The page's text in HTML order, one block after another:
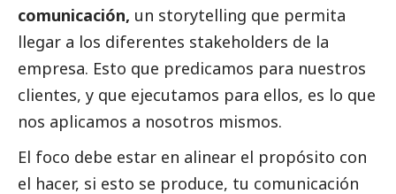
comunicación, un storytelling que permita
llegar a los diferentes stakeholders de la
empresa. Esto que predicamos para nuestros
clientes, y que ejecutamos para ellos, es lo que
nos aplicamos a nosotros mismos.
El foco debe estar en alinear el propósito con
el hacer, si esto se produce, tu comunicación